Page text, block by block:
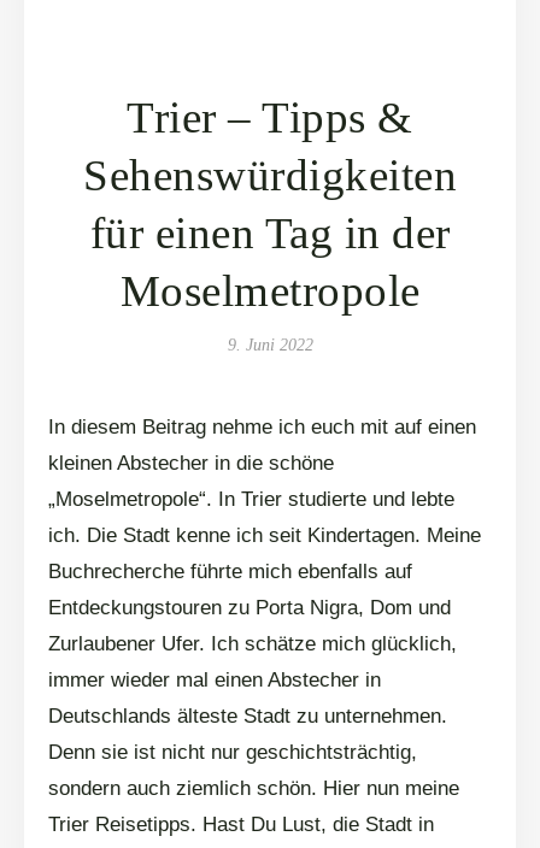
Trier – Tipps &
Sehenswürdigkeiten
für einen Tag in der
Moselmetropole
9. Juni 2022
In diesem Beitrag nehme ich euch mit auf einen
kleinen Abstecher in die schöne
„Moselmetropole“. In Trier studierte und lebte
ich. Die Stadt kenne ich seit Kindertagen. Meine
Buchrecherche führte mich ebenfalls auf
Entdeckungstouren zu Porta Nigra, Dom und
Zurlaubener Ufer. Ich schätze mich glücklich,
immer wieder mal einen Abstecher in
Deutschlands älteste Stadt zu unternehmen.
Denn sie ist nicht nur geschichtsträchtig,
sondern auch ziemlich schön. Hier nun meine
Trier Reisetipps. Hast Du Lust, die Stadt in